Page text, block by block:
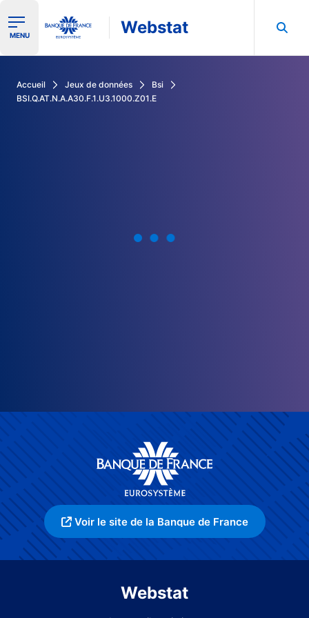
Ouvrir le menu de navigation
MENU Webstat
Accueil Jeux de données
Bsi
BSI.Q.AT.N.A.A30.F.1.U3.1000.Z01.E
Voir le site de la Banque de France
Webstat